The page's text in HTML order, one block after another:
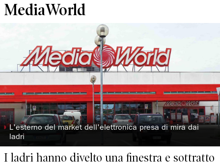
MediaWorld
◗L'esterno del market dell'elettronica presa di mira dai
ladri
I ladri hanno divelto una finestra e sottratto